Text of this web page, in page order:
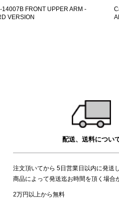
14007B FRONT UPPER ARM -
VERSION
配送、送料につい
注文頂いてから 5日営業日以内に発送し
商品によって発送迄お時間を頂く場合
2万円以上から無料